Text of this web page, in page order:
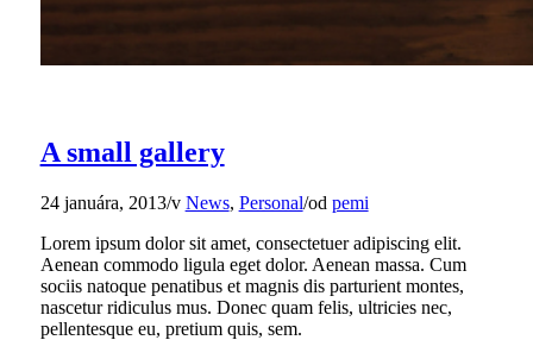
A small gallery
24 januára, 2013/v News, Personal/od pemi
Lorem ipsum dolor sit amet, consectetuer adipiscing elit.
Aenean commodo ligula eget dolor. Aenean massa. Cum
sociis natoque penatibus et magnis dis parturient montes,
nascetur ridiculus mus. Donec quam felis, ultricies nec,
pellentesque eu, pretium quis, sem.